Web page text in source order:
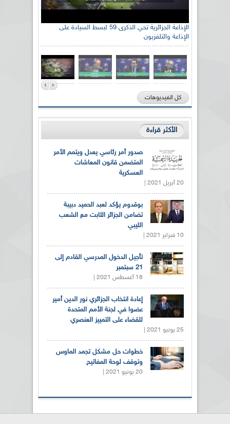
الإذاعة الجزائرية تحي الذكرى 59 لبسط السيادة على
الإذاعة والتلفزيون
كل الفيديوهات
الأكثر قراءة
صدور أمر رئاسي يعدل ويتمم الأمر
المتضمن قانون المعاشات
العسكرية
20 أبريل 2021 |
بوقدوم يؤكد لعبد الحميد دبيبة
تضامن الجزائر الثابت مع الشعب
الليبي
10 فبراير 2021 |
تأجيل الدخول المدرسي القادم إلى
21 سبتمبر
18 أغسطس 2021 |
إعادة انتخاب الجزائري نور الدين أمير
عضوا في لجنة الأمم المتحدة
للقضاء على التمييز العنصري
25 يونيو 2021 |
خطوات حل مشكل تجمد الماوس
وتوقف لوحة المفاتيح
20 يونيو 2021 |